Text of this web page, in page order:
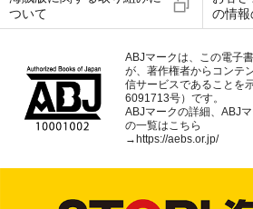
ついて
の情報
ABJマークは、この電子
が、著作権者からコンテ
信サービスであることを
6091713号）です。
ABJマークの詳細、ABJ
の一覧はこちら
→https://aebs.or.jp/